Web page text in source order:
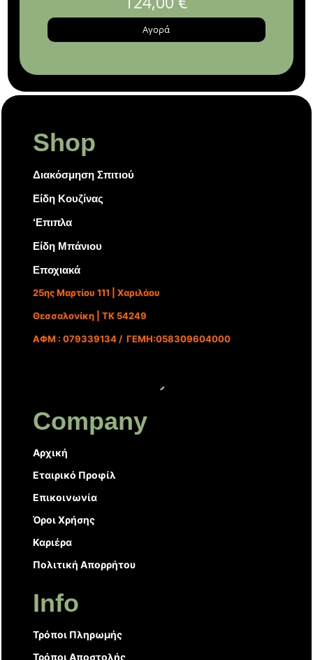
Αγορά
Shop
Διακόσμηση Σπιτιού
Είδη Κουζίνας
‘Επιπλα
Είδη Μπάνιου
Εποχιακά
25ης Μαρτίου 111 | Χαριλάου
Θεσσαλονίκη | ΤΚ 54249
ΑΦΜ : 079339134 / ΓΕΜΗ:058309604000
Company
Αρχική
Εταιρικό Προφίλ
Επικοινωνία
Όροι Χρήσης
Καριέρα
Πολιτική Απορρήτου
Info
Τρόποι Πληρωμής
Τρόποι Αποστολής